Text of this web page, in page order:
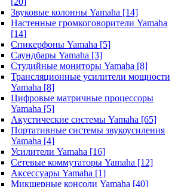
Звуковые колонны Yamaha [14]
Настенные громкоговорители Yamaha
[14]
Спикерфоны Yamaha [5]
Саундбары Yamaha [3]
Студийные мониторы Yamaha [8]
Трансляционные усилители мощности
Yamaha [8]
Цифровые матричные процессоры
Yamaha [5]
Акустические системы Yamaha [65]
Портативные системы звукоусиления
Yamaha [4]
Усилители Yamaha [16]
Сетевые коммутаторы Yamaha [12]
Аксессуары Yamaha [1]
Микшерные консоли Yamaha [40]